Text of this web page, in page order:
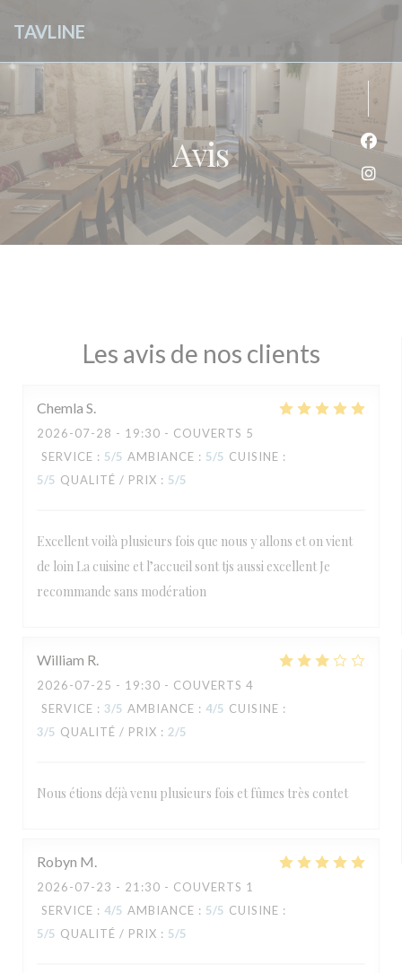
TAVLINE
Avis
Les avis de nos clients
Chemla S
2026-07-28 - 19:30 - COUVERTS 5
SERVICE : 5/5 AMBIANCE : 5/5 CUISINE :
5/5 QUALITÉ / PRIX : 5/5
Excellent voilà plusieurs fois que nous y allons et on vient
de loin La cuisine et l’accueil sont tjs aussi excellent Je
recommande sans modération
William R
2026-07-25 - 19:30 - COUVERTS 4
SERVICE : 3/5 AMBIANCE : 4/5 CUISINE :
3/5 QUALITÉ / PRIX : 2/5
Nous étions déjà venu plusieurs fois et fûmes très contet
Robyn M
2026-07-23 - 21:30 - COUVERTS 1
SERVICE : 4/5 AMBIANCE : 5/5 CUISINE :
5/5 QUALITÉ / PRIX : 5/5